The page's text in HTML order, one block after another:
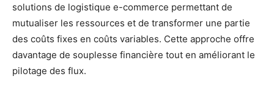
solutions de logistique e-commerce permettant de
mutualiser les ressources et de transformer une partie
des coûts fixes en coûts variables. Cette approche offre
davantage de souplesse financière tout en améliorant le
pilotage des flux.